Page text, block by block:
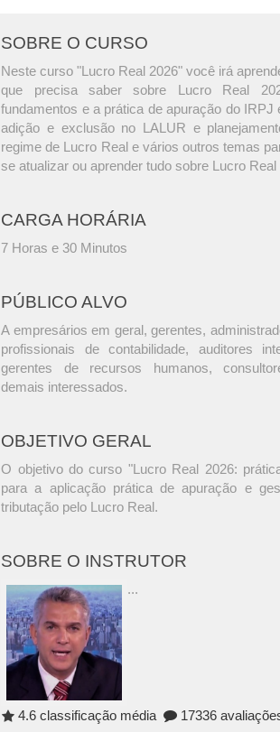
SOBRE O CURSO
Neste curso "Lucro Real 2026" você irá
que precisa saber sobre Lucro Real
fundamentos e a prática de apuração do IRPJ
adição e exclusão no LALUR e
regime de Lucro Real e vários outros temas
se atualizar ou aprender tudo sobre Lucro Real
CARGA HORÁRIA
7 Horas e 30 Minutos
PÚBLICO ALVO
A empresários em geral, gerentes,
profissionais de contabilidade, auditores
gerentes de recursos humanos,
demais interessados.
OBJETIVO GERAL
O objetivo do curso "Lucro Real 2026:
para a aplicação prática de apuração e
tributação pelo Lucro Real.
SOBRE O INSTRUTOR
...
4.6 classificação média 17336